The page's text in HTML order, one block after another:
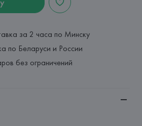
за 2 часа по Минску
по Беларуси и России
без ограничений